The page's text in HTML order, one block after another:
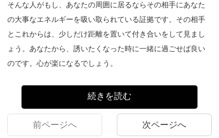
そんな人がもし、あなたの周囲に居るならその相手にあなた
の大事なエネルギーを吸い取られている証拠です。その相手
とこれからは、少しだけ距離を置いて付き合いをして見まし
ょう。あなたから、誘いたくなった時に一緒に過ごせば良い
のです。心が楽になるでしょう。
続きを読む
前ページへ 次ページへ